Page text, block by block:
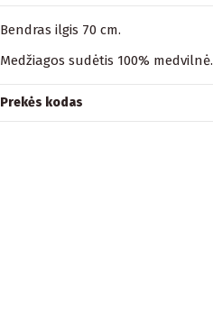
Bendras ilgis 70 cm.
Medžiagos sudėtis 100% medvilnė.
Prekės kodas